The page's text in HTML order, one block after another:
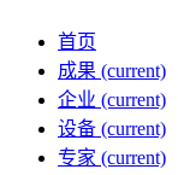
首页
成果 (current)
企业 (current)
设备 (current)
专家 (current)